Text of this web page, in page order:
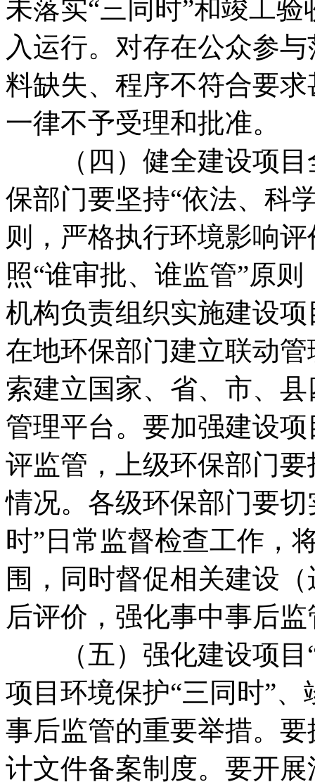
未落实“三同时”和竣工
入运行。对存在公众参
料缺失、程序不符合要
一律不予受理和批准。
（四）健全建设项目
保部门要坚持“依法、科
则，严格执行环境影响
照“谁审批、谁监管”原
机构负责组织实施建设
在地环保部门建立联动
索建立国家、省、市、
管理平台。要加强建设
评监管，上级环保部门
情况。各级环保部门要
时”日常监督检查工作，
围，同时督促相关建设
后评价，强化事中事后监
（五）强化建设项目“
项目环境保护“三同时”
事后监管的重要举措。
计文件备案制度。要开